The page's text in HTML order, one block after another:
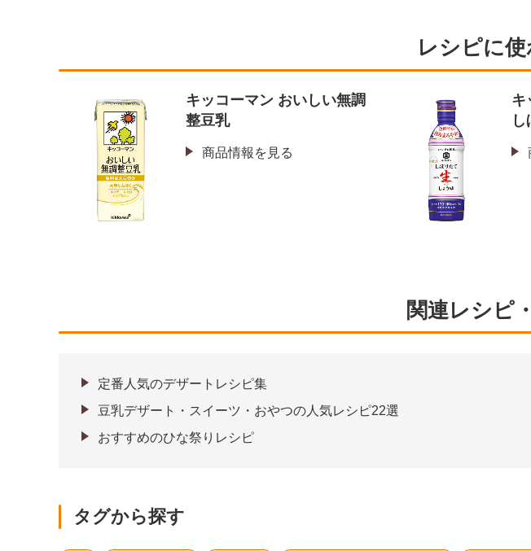
レシピに
キッコーマン おいしい無調
整豆乳
商品情報を見る
キ
関連レシピ
定番人気のデザートレシピ集
豆乳デザート・スイーツ・おやつの人気レシピ22選
おすすめのひな祭りレシピ
タグから探す